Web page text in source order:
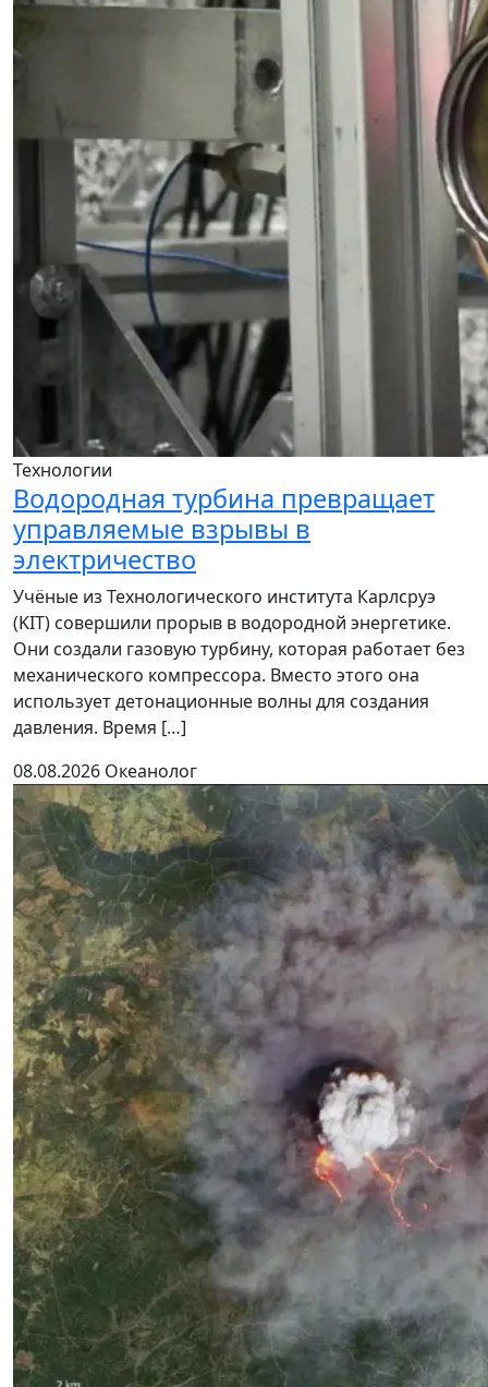
Технологии
Водородная турбина превращает
управляемые взрывы в
электричество
Учёные из Технологического института Карлсруэ
(KIT) совершили прорыв в водородной энергетике.
Они создали газовую турбину, которая работает без
механического компрессора. Вместо этого она
использует детонационные волны для создания
давления. Время […]
08.08.2026 Океанолог